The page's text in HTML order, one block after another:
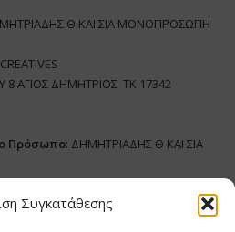
Συγκατάθεσης
Θ ΚΑΙ ΣΙΑ ΜΟΝΟΠΡΟΣΩΠΗ
8 ΑΓΙΟΣ ΔΗΜΗΤΡΙΟΣ ΤΚ 17342
Πρόσωπο: ΔΗΜΗΤΡΙΑΔΗΣ Θ ΚΑΙ ΣΙΑ
ΑΝΤΩΝΙΟΥ